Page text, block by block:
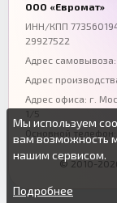
Волгоград
+7 (844) 261-36-
ООО «Евромат»
ИНН/КПП
29927522
Адрес самовывоза:
Адрес
Адрес офиса: г.
1/5
Основной телефон:
© 2010-
Мы используем
вам возможность
нашим сервисом.
Вы можете
источниках или
Продолжая
настроек вы даете
Подробнее